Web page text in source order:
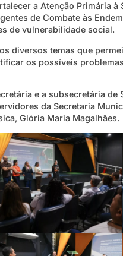
a Atenção Primária à
de Combate às
de vulnerabilidade social.
diversos temas que
os possíveis
e a subsecretária de
da Secretaria
Glória Maria Magalhães.